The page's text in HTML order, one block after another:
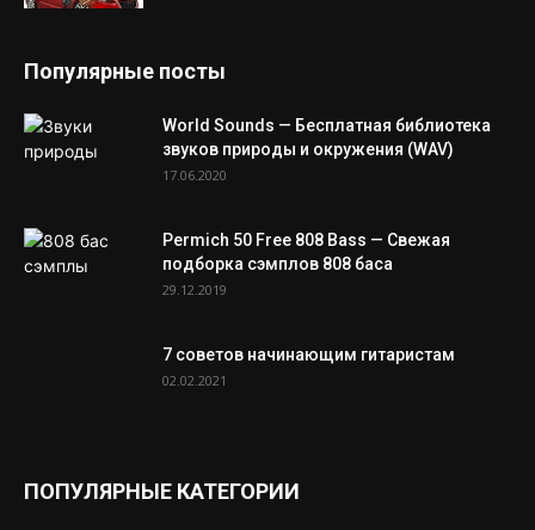
Популярные посты
World Sounds — Бесплатная библиотека
звуков природы и окружения (WAV)
17.06.2020
Permich 50 Free 808 Bass — Свежая
подборка сэмплов 808 баса
29.12.2019
7 советов начинающим гитаристам
02.02.2021
ПОПУЛЯРНЫЕ КАТЕГОРИИ